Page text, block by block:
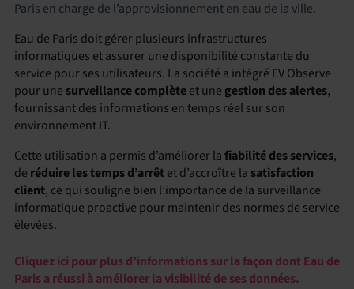
Paris en charge de l’approvisionnement en eau de la ville.
Eau de Paris doit gérer plusieurs infrastructures
informatiques et assurer une disponibilité constante du
service pour ses utilisateurs. La société a intégré EV Observe
pour une surveillance complèteet une gestion des alertes,
fournissant des informations en temps réel sur son
environnement IT.
Cette utilisation a permis d’améliorer lafiabilité des services,
de réduire les temps d’arrêtet d’accroître la satisfaction
client, ce qui souligne bien l’importance de la surveillance
informatique proactive pour maintenir des normes de service
élevées.
Cliquez ici pour plus d’informations sur la façon dont Eau de
Paris a réussi à améliorer la visibilité de ses données.